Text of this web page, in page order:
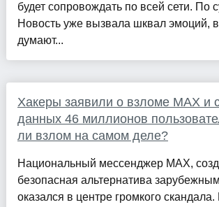
будет сопровождать по всей сети. По
Новость уже вызвала шквал эмоций,
думают...
Хакеры заявили о взломе MAX и
данных 46 миллионов
ли взлом на самом деле?
Национальный мессенджер MAX,
безопасная альтернатива
оказался в центре громкого